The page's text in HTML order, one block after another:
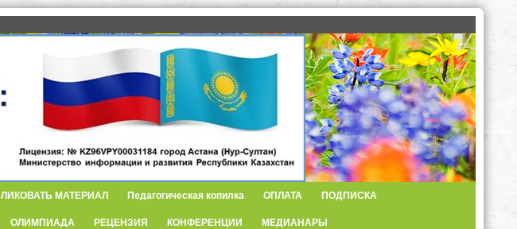
МАТЕРИАЛ Педагогическая копилка ОПЛАТА ПОДПИСКА
ОЛИМПИАДА РЕЦЕНЗИЯ КОНФЕРЕНЦИИ МЕДИАНАРЫ